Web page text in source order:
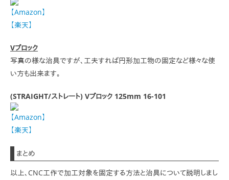
【Amazon】
【楽天】
Vブロック
写真の様な治具ですが、工夫すれば円形加工物の固定など様々な使
い方も出来ます。
(STRAIGHT/ストレート) Vブロック 125mm 16-101
【Amazon】
【楽天】
まとめ
以上、CNC工作で加工対象を固定する方法と治具について説明しまし